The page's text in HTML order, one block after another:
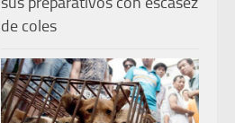
de coles